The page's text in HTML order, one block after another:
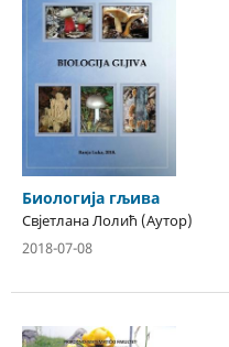
Биологија гљива
Свјетлана Лолић (Аутор)
2018-07-08